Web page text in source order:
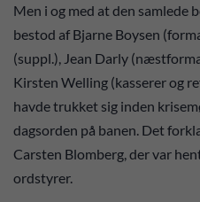
Men i og med at den samlede
bestod af Bjarne Boysen
(suppl.), Jean Darly
Kirsten Welling (kasserer og
havde trukket sig inden
dagsorden på banen. Det
Carsten Blomberg, der var
ordstyrer.